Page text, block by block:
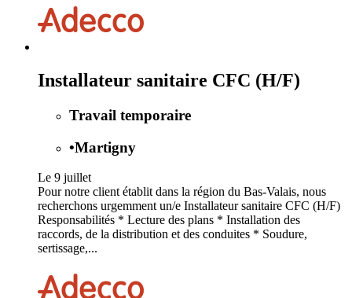
Installateur sanitaire CFC (H/F)
Travail temporaire
•Martigny
Le 9 juillet
Pour notre client établit dans la région du Bas-Valais, nous
recherchons urgemment un/e Installateur sanitaire CFC (H/F)
Responsabilités * Lecture des plans * Installation des
raccords, de la distribution et des conduites * Soudure,
sertissage,...